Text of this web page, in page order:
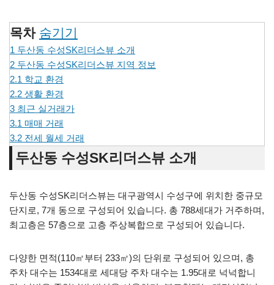
목차 숨기기
1 두산동 수성SK리더스뷰 소개
2 두산동 수성SK리더스뷰 지역 정보
2.1 학교 환경
2.2 생활 환경
3 최근 실거래가
3.1 매매 거래
3.2 전세 월세 거래
두산동 수성SK리더스뷰 소개
두산동 수성SK리더스뷰는 대구광역시 수성구에 위치한 중규모
단지로, 7개 동으로 구성되어 있습니다. 총 788세대가 거주하며,
최고층은 57층으로 고층 주상복합으로 구성되어 있습니다.
다양한 면적(110㎡부터 233㎡)의 단위로 구성되어 있으며, 총
주차 대수는 1534대로 세대당 주차 대수는 1.95대로 넉넉합니